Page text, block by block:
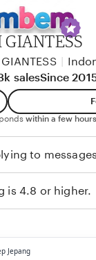
GIANTESS
salesSince
within a few
to
is 4.8 or higher.
Jepang